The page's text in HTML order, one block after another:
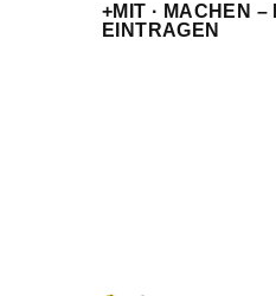
+MIT · MACHEN – KOSTENLOS
EINTRAGEN